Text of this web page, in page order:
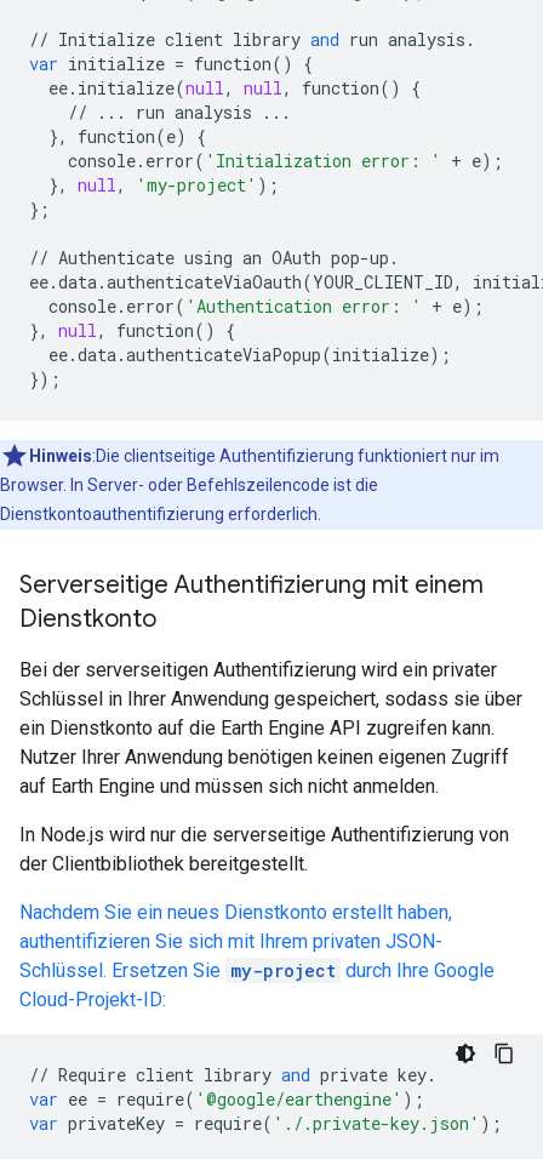
// Initialize client library and run analysis .
var initialize = function()
{
ee. initialize(null, null, function()
{
//
... run analysis
...
},
function(e)
{
console. error( 'Initialization error: ' + e);
},
null, 'my-project' );
};
// Authenticate using an OAuth pop-up .
ee.data.authenticateViaOauth(YOUR_CLIENT_ID,
console. error( 'Authentication error: ' + e);
},
null, function()
{
ee.data.authenticateViaPopup(initialize);
});
Hinweis:Die clientseitige Authentifizierung funktioniert nur im
Browser. In Server- oder Befehlszeilencode ist die
Dienstkontoauthentifizierung erforderlich.
Serverseitige Authentifizierung mit einem
Dienstkonto
Bei der serverseitigen Authentifizierung wird ein privater
Schlüssel in Ihrer Anwendung gespeichert, sodass sie über
ein Dienstkonto auf die Earth Engine API zugreifen kann.
Nutzer Ihrer Anwendung benötigen keinen eigenen Zugriff
auf Earth Engine und müssen sich nicht anmelden.
In Node.js wird nur die serverseitige Authentifizierung von
der Clientbibliothek bereitgestellt.
Nachdem Sie ein neues Dienstkonto erstellt haben,
authentifizieren Sie sich mit Ihrem privaten JSON-
Schlüssel. Ersetzen Sie my-project durch Ihre Google
Cloud-Projekt-ID:
// Require client library and private key.
var ee = require( '@google/earthengine' );
var privateKey = require( './.private-key.json' );